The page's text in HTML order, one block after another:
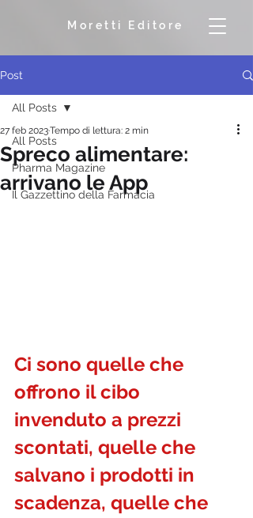
Moretti Editore
Post
All Posts
Pharma Magazine
Il Gazzettino della Farmacia
All Posts
Spreco alimentare:
arrivano le App
27 feb 2023Tempo di lettura: 2 min
Ci sono quelle che
offrono il cibo
invenduto a prezzi
scontati, quelle che
salvano i prodotti in
scadenza, quelle che